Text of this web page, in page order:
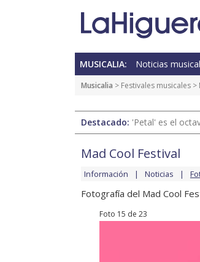
MUSICALIA: Noticias
Musicalia > Festivales musicales >
Destacado: 'Petal' es el
Mad Cool Festival
Información Noticias
Fotografía del Mad Cool
Foto 15 de 23